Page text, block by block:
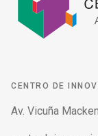
CENTRO DE
Av. Vicuña